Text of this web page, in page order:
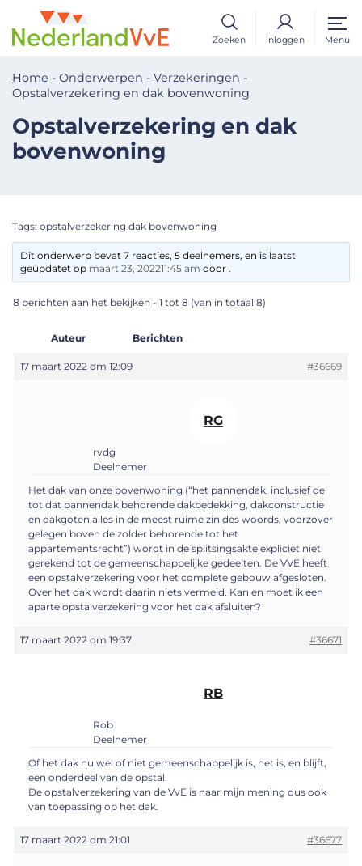
Zoeken Inloggen Menu
Home - Onderwerpen - Verzekeringen -
Opstalverzekering en dak bovenwoning
Opstalverzekering en dak
bovenwoning
Tags: opstalverzekering dak bovenwoning
Dit onderwerp bevat 7 reacties, 5 deelnemers, en is laatst
geüpdatet op maart 23, 202211:45 am door .
8 berichten aan het bekijken - 1 tot 8 (van in totaal 8)
Auteur Berichten
17 maart 2022 om 12:09 #36669
RG
rvdg
Deelnemer
Het dak van onze bovenwoning (“het pannendak, inclusief de
tot dat pannendak behorende dakbedekking, dakconstructie
en dakgoten alles in de meest ruime zin des woords, voorzover
gelegen boven de zolder behorende tot het
appartementsrecht”) wordt in de splitsingsakte expliciet niet
gerekend tot de gemeenschappelijke gedeelten. De VVE heeft
een opstalverzekering voor het complete gebouw afgesloten.
Over het dak wordt daarin niets vermeld. Kan en moet ik een
aparte opstalverzekering voor het dak afsluiten?
17 maart 2022 om 19:37 #36671
RB
Rob
Deelnemer
Of het dak nu wel of niet gemeenschappelijk is, het is, en blijft,
een onderdeel van de opstal.
De opstalverzekering van de VvE is naar mijn mening dus ook
van toepassing op het dak.
17 maart 2022 om 21:01 #36677